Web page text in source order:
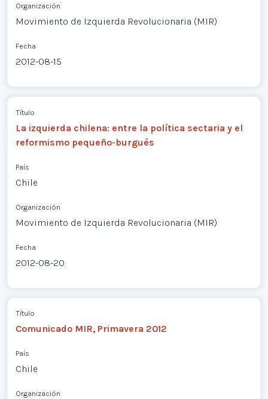
Organización
Movimiento de Izquierda Revolucionaria (MIR)
Fecha
2012-08-15
Título
La izquierda chilena: entre la política sectaria y el
reformismo pequeño-burgués
País
Chile
Organización
Movimiento de Izquierda Revolucionaria (MIR)
Fecha
2012-08-20
Título
Comunicado MIR, Primavera 2012
País
Chile
Organización